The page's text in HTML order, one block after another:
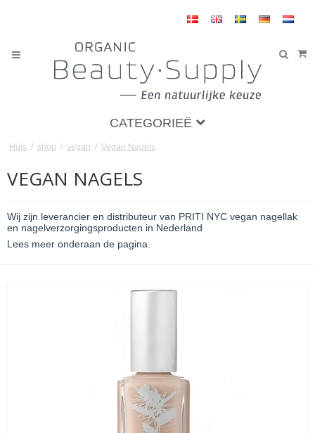
CATEGORIEË
Huis / shop / vegan / Vegan Nagels
VEGAN NAGELS
Wij zijn leverancier en distributeur van PRITI NYC vegan nagellak
en nagelverzorgingsproducten in Nederland
Lees meer onderaan de pagina.